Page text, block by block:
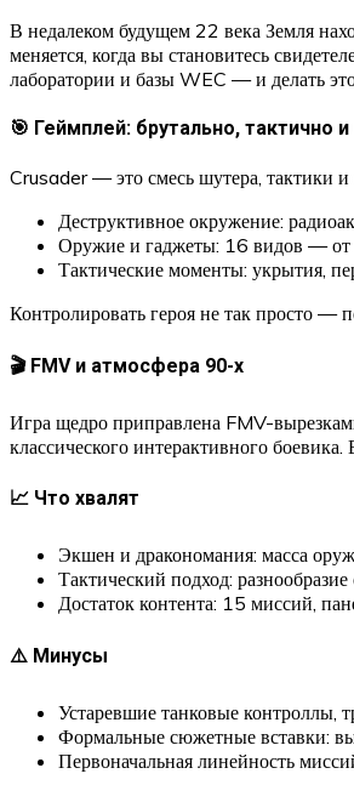
В недалеком будущем 22 века Земля
меняется, когда вы становитесь
лаборатории и базы WEC — и делать
🎯 Геймплей: брутально, тактично
Crusader — это смесь шутера, тактики
Деструктивное окружение:
Оружие и гаджеты: 16 видов — от
Тактические моменты: укрытия,
Контролировать героя не так просто —
🎬 FMV и атмосфера 90-х
Игра щедро приправлена FMV-
классического интерактивного
📈 Что хвалят
Экшен и дракономания: масса
Тактический подход:
Достаток контента: 15 миссий,
⚠️ Минусы
Устаревшие танковые контроллы,
Формальные сюжетные вставки:
Первоначальная линейность